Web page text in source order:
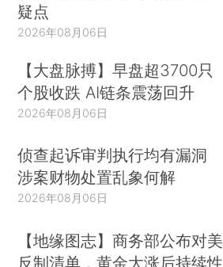
疑点
2026年08月06日
【大盘脉搏】早盘超3700只
个股收跌 AI链条震荡回升
2026年08月06日
侦查起诉审判执行均有漏洞
涉案财物处置乱象何解
2026年08月06日
【地缘图志】商务部公布对美
反制清单，黄金大涨后持续性